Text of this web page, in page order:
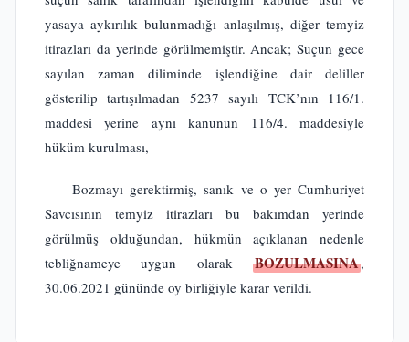
yasaya aykırılık bulunmadığı anlaşılmış, diğer temyiz
itirazları da yerinde görülmemiştir. Ancak; Suçun gece
sayılan zaman diliminde işlendiğine dair deliller
gösterilip tartışılmadan 5237 sayılı TCK’nın 116/1.
maddesi yerine aynı kanunun 116/4. maddesiyle
hüküm kurulması,
Bozmayı gerektirmiş, sanık ve o yer Cumhuriyet
Savcısının temyiz itirazları bu bakımdan yerinde
görülmüş olduğundan, hükmün açıklanan nedenle
tebliğnameye uygun olarak BOZULMASINA,
30.06.2021 gününde oy birliğiyle karar verildi.